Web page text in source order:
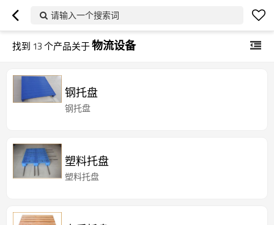
请输入一个搜索词
找到 13个产品关于物流设备
钢托盘
钢托盘
塑料托盘
塑料托盘